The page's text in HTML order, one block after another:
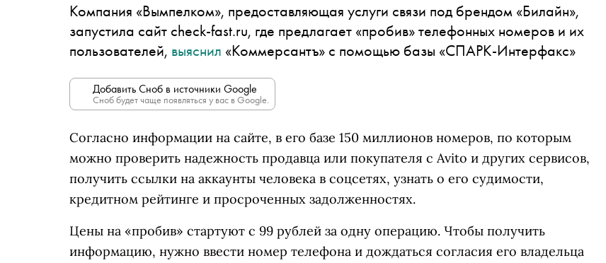
Компания «Вымпелком», предоставляющая услуги связи под брендом «Билайн»,
запустила сайт check-fast.ru, где предлагает «пробив» телефонных номеров и их
пользователей, выяснил «Коммерсантъ» с помощью базы «СПАРК-Интерфакс»
Добавить Сноб в источники Google
Сноб будет чаще появляться у вас в Google.
Согласно информации на сайте, в его базе 150 миллионов номеров, по которым
можно проверить надежность продавца или покупателя с Avito и других сервисов,
получить ссылки на аккаунты человека в соцсетях, узнать о его судимости,
кредитном рейтинге и просроченных задолженностях.
Цены на «пробив» стартуют с 99 рублей за одну операцию. Чтобы получить
информацию, нужно ввести номер телефона и дождаться согласия его владельца